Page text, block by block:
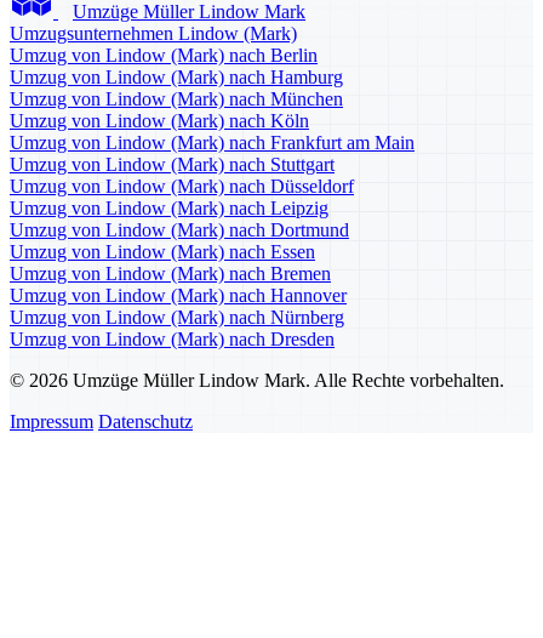
Umzüge Müller Lindow Mark
Umzugsunternehmen Lindow (Mark)
Umzug von Lindow (Mark) nach Berlin
Umzug von Lindow (Mark) nach Hamburg
Umzug von Lindow (Mark) nach München
Umzug von Lindow (Mark) nach Köln
Umzug von Lindow (Mark) nach Frankfurt am Main
Umzug von Lindow (Mark) nach Stuttgart
Umzug von Lindow (Mark) nach Düsseldorf
Umzug von Lindow (Mark) nach Leipzig
Umzug von Lindow (Mark) nach Dortmund
Umzug von Lindow (Mark) nach Essen
Umzug von Lindow (Mark) nach Bremen
Umzug von Lindow (Mark) nach Hannover
Umzug von Lindow (Mark) nach Nürnberg
Umzug von Lindow (Mark) nach Dresden
© 2026 Umzüge Müller Lindow Mark. Alle Rechte vorbehalten.
Impressum Datenschutz